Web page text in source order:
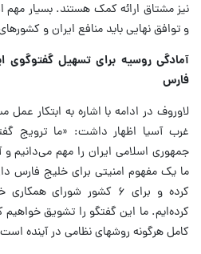
نیز مشتاق ارائه کمک هستند. بسیار
و توافق نهایی باید منافع ایران و
آمادگی روسیه برای تسهیل گفتوگوی
فارس
لاوروف در ادامه با اشاره به ابتکار
غرب آسیا اظهار داشت: «ما ترویج
جمهوری اسلامی ایران را مهم می‌دانیم
ما یک مفهوم امنیتی برای خلیج فارس
کرده و برای ۶ کشور شورای
کرده‌ایم. ما این گفتگو را تشویق
کامل هرگونه روشهای نظامی در آینده